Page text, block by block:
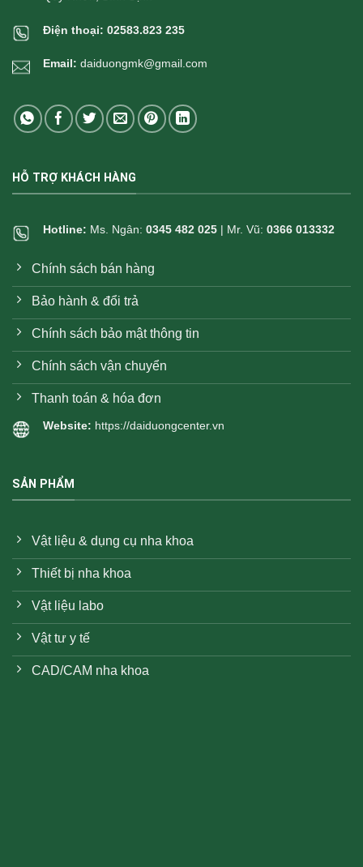
Điện thoại: 02583.823 235
Email: daiduongmk@gmail.com
HỖ TRỢ KHÁCH HÀNG
Hotline: Ms. Ngân: 0345 482 025 | Mr. Vũ: 0366 013332
Chính sách bán hàng
Bảo hành & đổi trả
Chính sách bảo mật thông tin
Chính sách vận chuyển
Thanh toán & hóa đơn
Website: https://daiduongcenter.vn
SẢN PHẨM
Vật liệu & dụng cụ nha khoa
Thiết bị nha khoa
Vật liệu labo
Vật tư y tế
CAD/CAM nha khoa